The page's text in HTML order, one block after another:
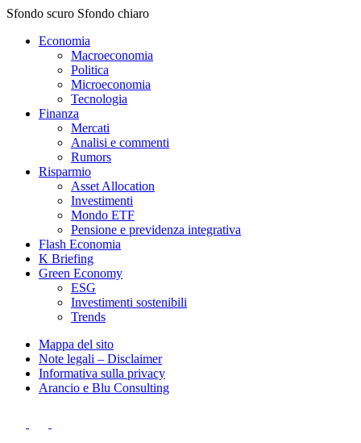
Sfondo scuro Sfondo chiaro
Economia
Macroeconomia
Politica
Microeconomia
Tecnologia
Finanza
Mercati
Analisi e commenti
Rumors
Risparmio
Asset Allocation
Investimenti
Mondo ETF
Pensione e previdenza integrativa
Flash Economia
K Briefing
Green Economy
ESG
Investimenti sostenibili
Trends
Mappa del sito
Note legali – Disclaimer
Informativa sulla privacy
Arancio e Blu Consulting